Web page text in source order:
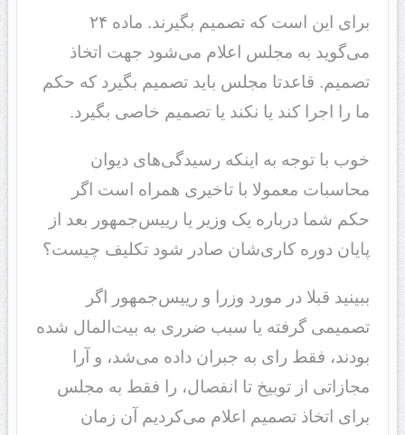
برای این است که تصمیم بگیرند. ماده ٢۴
می‌گوید به مجلس اعلام می‌شود جهت اتخاذ
تصمیم. قاعدتا مجلس باید تصمیم بگیرد که حکم
ما را اجرا کند یا نکند یا تصمیم خاصی بگیرد.
خوب با توجه به اینکه رسیدگی‌های دیوان
محاسبات معمولا با تاخیری همراه است اگر
حکم شما درباره یک وزیر یا رییس‌جمهور بعد از
پایان دوره کاری‌شان صادر شود تکلیف چیست؟
ببینید قبلا در مورد وزرا و رییس‌جمهور اگر
تصمیمی گرفته یا سبب ضرری به بیت‌المال شده
بودند، فقط رای به جبران داده می‌شد، و آرا
مجازاتی از توبیخ تا انفصال، را فقط به مجلس
برای اتخاذ تصمیم اعلام می‌کردیم آن زمان